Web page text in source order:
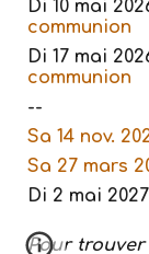
Di 10 mai
communion
Di 17 mai
communion
--
Sa 14 nov.
Sa 27 mars
Di 2 mai 2027
Pour trouver